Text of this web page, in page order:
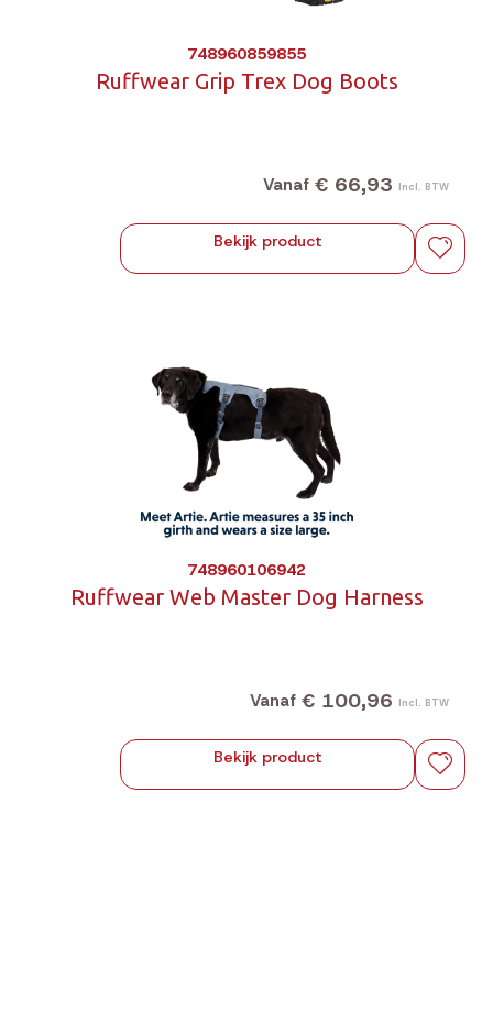
748960859855
Ruffwear Grip Trex Dog Boots
Vanaf € 66,93 Incl. BTW
Bekijk product
748960106942
Ruffwear Web Master Dog Harness
Vanaf € 100,96 Incl. BTW
Bekijk product